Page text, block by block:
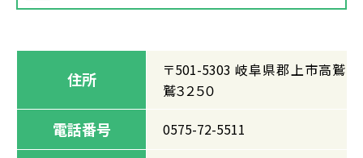
住所
〒501-5303 岐阜県郡上市高鷲町
鷲３２５０
電話番号 0575-72-5511